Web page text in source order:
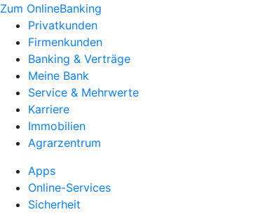
Zum OnlineBanking
Privatkunden
Firmenkunden
Banking & Verträge
Meine Bank
Service & Mehrwerte
Karriere
Immobilien
Agrarzentrum
Apps
Online-Services
Sicherheit